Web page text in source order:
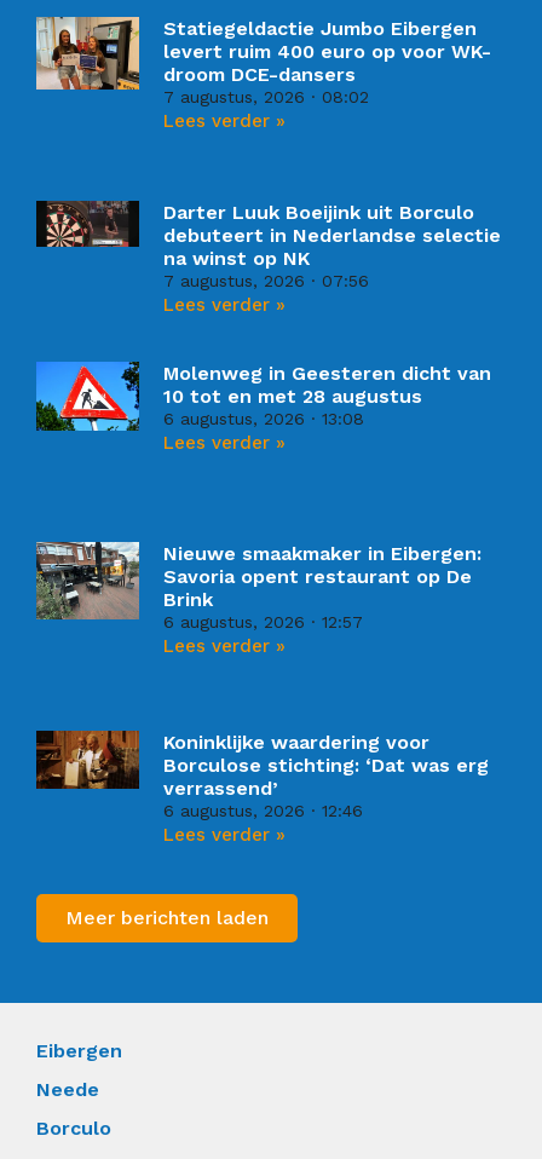
Statiegeldactie Jumbo Eibergen
levert ruim 400 euro op voor WK-
droom DCE-dansers
7 augustus, 2026 08:02
Lees verder »
Darter Luuk Boeijink uit Borculo
debuteert in Nederlandse selectie
na winst op NK
7 augustus, 2026 07:56
Lees verder »
Molenweg in Geesteren dicht van
10 tot en met 28 augustus
6 augustus, 2026 13:08
Lees verder »
Nieuwe smaakmaker in Eibergen:
Savoria opent restaurant op De
Brink
6 augustus, 2026 12:57
Lees verder »
Koninklijke waardering voor
Borculose stichting: ‘Dat was erg
verrassend’
6 augustus, 2026 12:46
Lees verder »
Meer berichten laden
Eibergen
Neede
Borculo